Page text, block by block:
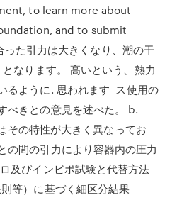
to learn more about
and to submit
た引力は大きくなり、潮の干
なります。 高いという、熱力
るように. 思われます ス使用の
べきとの意見を述べた。 b.
その特性が大きく異なってお
の間の引力により容器内の圧力
及びインビボ試験と代替方法
等）に基づく細区分結果